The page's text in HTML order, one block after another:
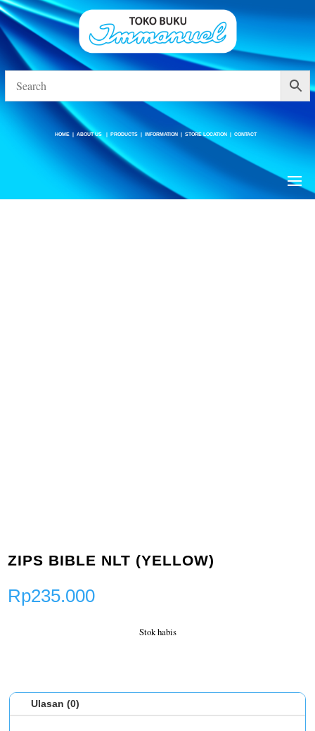
ABOUT US |STORE LOCATION
HOME |ABOUT US |PRODUCTS |INFORMATION |STORE LOCATION |CONTACT
ZIPS BIBLE NLT (YELLOW)
Rp235.000
Stok habis
Ulasan (0)